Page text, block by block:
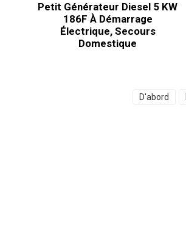
Petit Générateur Diesel 5 KW
186F À Démarrage
Électrique, Secours
Domestique
D'abord